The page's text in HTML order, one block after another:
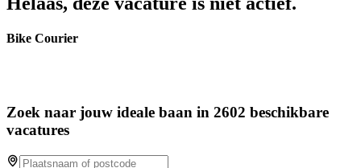
Bike Courier
Zoek naar jouw ideale baan in 2602 beschikbare
vacatures